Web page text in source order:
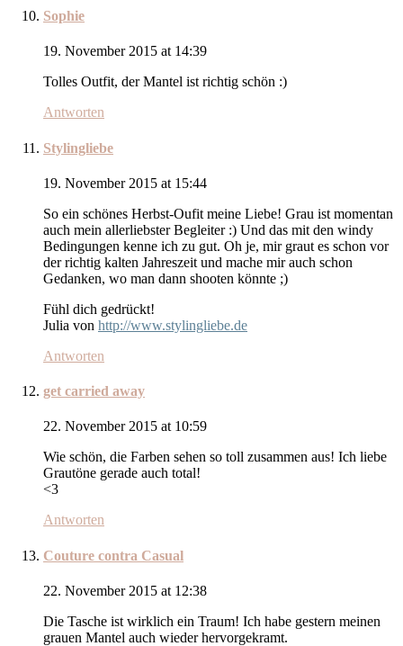
Sophie
19. November 2015 at 14:39
Tolles Outfit, der Mantel ist richtig schön :)
Antworten
Stylingliebe
19. November 2015 at 15:44
So ein schönes Herbst-Oufit meine Liebe! Grau ist momentan
auch mein allerliebster Begleiter :) Und das mit den windy
Bedingungen kenne ich zu gut. Oh je, mir graut es schon vor
der richtig kalten Jahreszeit und mache mir auch schon
Gedanken, wo man dann shooten könnte ;)
Fühl dich gedrückt!
Julia von http://www.stylingliebe.de
Antworten
get carried away
22. November 2015 at 10:59
Wie schön, die Farben sehen so toll zusammen aus! Ich liebe
Grautöne gerade auch total!
<3
Antworten
Couture contra Casual
22. November 2015 at 12:38
Die Tasche ist wirklich ein Traum! Ich habe gestern meinen
grauen Mantel auch wieder hervorgekramt.